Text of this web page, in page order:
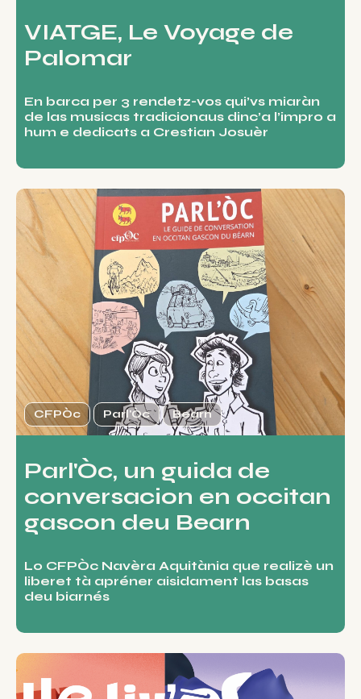
VIATGE, Le Voyage de
Palomar
En barca per 3 rendetz-vos qui’vs miaràn
de las musicas tradicionaus dinc’a l’impro a
hum e dedicats a Crestian Josuèr
CFPÒc Parl'Òc Bearn
Parl'Òc, un guida de
conversacion en occitan
gascon deu Bearn
Lo CFPÒc Navèra Aquitània que realizè un
liberet tà apréner aisidament las basas
deu biarnés